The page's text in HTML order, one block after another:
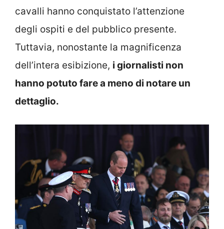
cavalli hanno conquistato l’attenzione
degli ospiti e del pubblico presente.
Tuttavia, nonostante la magnificenza
dell’intera esibizione, i giornalisti non
hanno potuto fare a meno di notare un
dettaglio.